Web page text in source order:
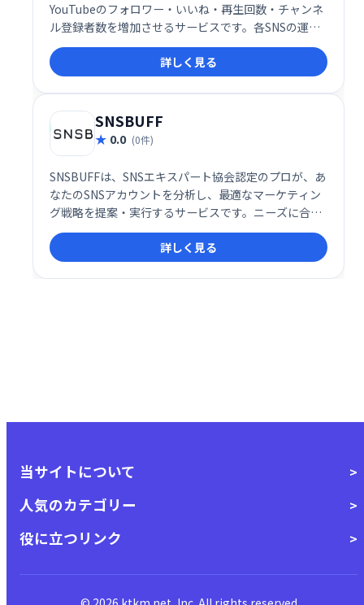
YouTubeのフォロワー・いいね・再生回数・チャンネ
ル登録者数を増加させるサービスです。各SNSの運用
でお悩みの企業様・個人様に最適なソリューションを
提供します。集客効果の向上を目指し、お気軽にご相
談ください。
詳しく見る
SNSBUFF
0.0 (0件)
SNSBUFFは、SNSエキスパート協会認定のプロが、あ
なたのSNSアカウントを分析し、最適なマーケティン
グ戦略を提案・実行するサービスです。ニーズに合わ
せた手法で、迅速かつ丁寧にアカウントとコンテンツ
を改善し、フォロワー増加やエンゲージメント向上を
サポートします。 SNSを「BUFF（上昇）」させるお
手伝いをいたします。
詳しく見る
当サイトについて
人気のカテゴリー
役に立つリンク